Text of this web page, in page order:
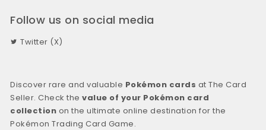
Follow us on social media
Twitter (X)
Discover rare and valuable Pokémon cards at The Card
Seller. Check thevalue of your Pokémon card
collection on the ultimate online destination for the
Pokémon Trading Card Game.